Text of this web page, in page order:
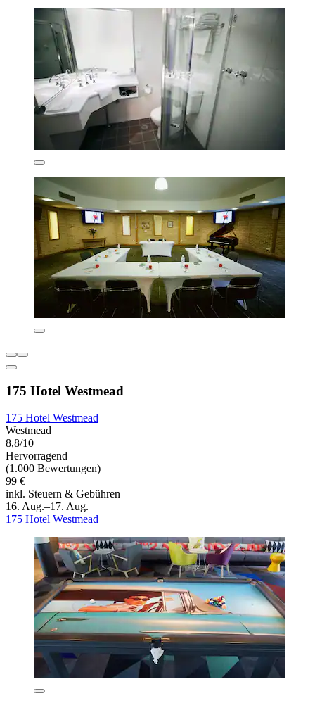
175 Hotel Westmead
175 Hotel Westmead
Westmead
8,8/10
Hervorragend
(1.000 Bewertungen)
99 €
inkl. Steuern & Gebühren
16. Aug.–17. Aug.
175 Hotel Westmead